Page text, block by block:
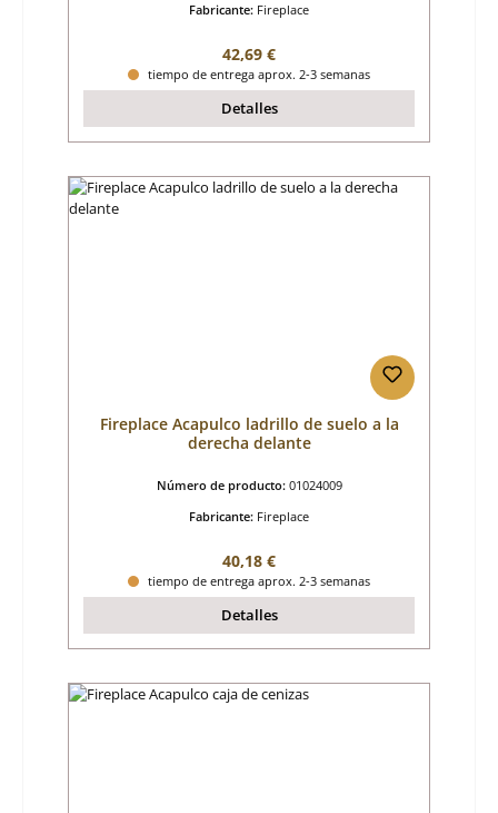
Fabricante: Fireplace
Precio normal:
42,69 €
tiempo de entrega aprox. 2-3 semanas
Detalles
Fireplace Acapulco ladrillo de suelo a la
derecha delante
Número de producto: 01024009
Fabricante: Fireplace
Precio normal:
40,18 €
tiempo de entrega aprox. 2-3 semanas
Detalles